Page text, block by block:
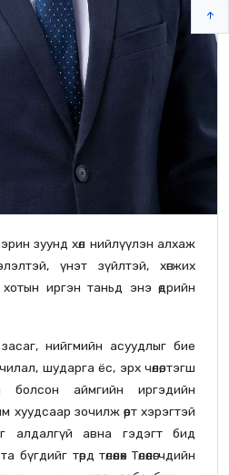
зуунд хөл нийлүүлэн алхаж
үнэт зүйлтэй, хөгжих
иргэн таньд энэ өдрийн
нийгмийн асуудлыг бие
шударга ёс, эрх чөлөө, тэгш
болсон аймгийн иргэдийн
хуудсаар зочилж өөрт хэрэгтэй
алдалгүй авна гэдэгт бид
төрд төлөөлөх Төлөөлөгчдийн